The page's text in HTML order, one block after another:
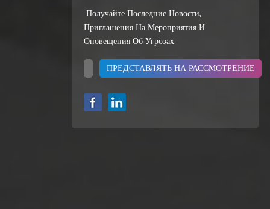
Получайте Последние Новости,
Приглашения На Мероприятия И
Оповещения Об Угрозах